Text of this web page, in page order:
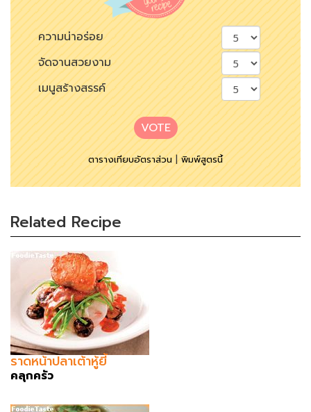
ความน่าอร่อย
จัดจานสวยงาม
เมนูสร้างสรรค์
VOTE
ตารางเทียบอัตราส่วน|พิมพ์สูตรนี้
Related Recipe
ราดหน้าปลาเต้าหู้ยี้
คลุกครัว